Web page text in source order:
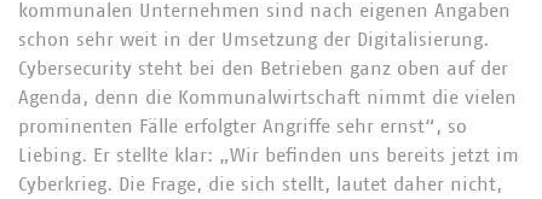
kommunalen Unternehmen sind nach eigenen Angaben
schon sehr weit in der Umsetzung der Digitalisierung.
Cybersecurity steht bei den Betrieben ganz oben auf der
Agenda, denn die Kommunalwirtschaft nimmt die vielen
prominenten Fälle erfolgter Angriffe sehr ernst“, so
Liebing. Er stellte klar: „Wir befinden uns bereits jetzt im
Cyberkrieg. Die Frage, die sich stellt, lautet daher nicht,